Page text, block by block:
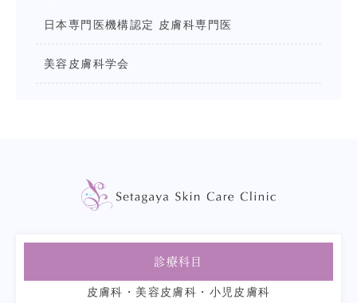
日本専門医機構認定 皮膚科専門医
美容皮膚科学会
診療科目
皮膚科・美容皮膚科・小児皮膚科